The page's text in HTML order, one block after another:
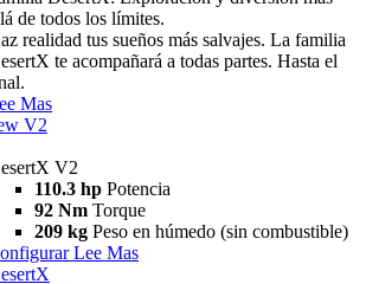
de todos los límites.
realidad tus sueños más salvajes. La familia
te acompañará a todas partes. Hasta el
Mas
V2
V2
110.3 hp Potencia
92 Nm Torque
209 kg Peso en húmedo (sin combustible)
Lee Mas